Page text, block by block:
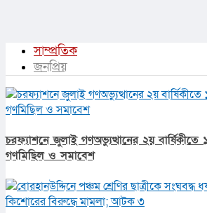
সাম্প্রতিক
জনপ্রিয়
চরফ্যাশনে জুলাই গণঅভ্যুত্থানের ২য়
গণমিছিল ও সমাবেশ